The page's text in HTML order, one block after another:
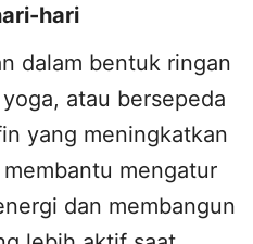
hari
dalam bentuk ringan
atau bersepeda
yang meningkatkan
mengatur
dan membangun